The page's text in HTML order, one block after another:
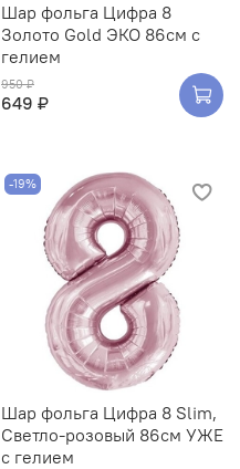
Шар фольга Цифра 8
Золото Gold ЭКО 86см с
гелием
950 ₽
649 ₽
-19%
Шар фольга Цифра 8 Slim,
Светло-розовый 86см УЖЕ
с гелием